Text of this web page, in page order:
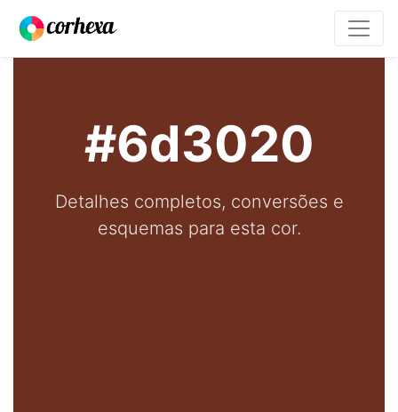
#6d3020
Detalhes completos, conversões e
esquemas para esta cor.